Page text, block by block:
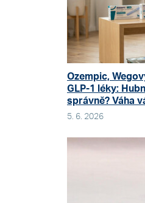
Ozempic,
GLP-1 léky:
správně? Váha
5. 6. 2026